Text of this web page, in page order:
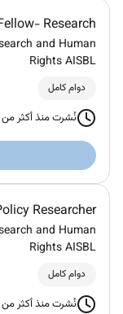
Research
and Human
Rights AISBL
دوام كامل
نُشرت منذ أكثر من 30 يومًا
Researcher
and Human
Rights AISBL
دوام كامل
نُشرت منذ أكثر من 30 يومًا